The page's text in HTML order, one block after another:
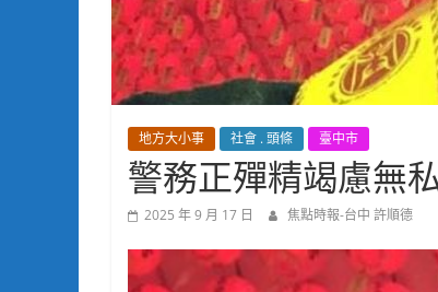
地方大小事 社會 . 頭條 臺中市
警務正殫精竭慮無
2025 年 9 月 17 日 焦點時報-台中 許順德